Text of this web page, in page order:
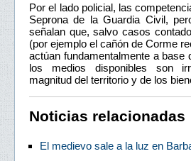
Por el lado policial, las
Seprona de la Guardia Civil,
señalan que, salvo casos
(por ejemplo el cañón de Corme
actúan fundamentalmente a base
los medios disponibles son
magnitud del territorio y de los
Noticias relacionadas
El medievo sale a la luz en